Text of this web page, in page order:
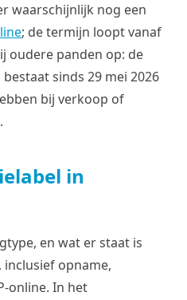
waarschijnlijk nog een
; de termijn loopt vanaf
oudere panden op: de
sinds 29 mei 2026
bij verkoop of
in
en wat er staat is
inclusief opname,
online. In het